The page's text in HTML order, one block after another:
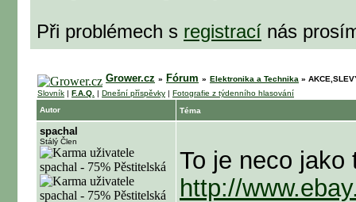
Při problémech s registrací nás
Grower.cz » Fórum » Elektronika a Technika »
Slovník | F.A.Q. | Dnešní příspěvky | Fotografie z týdenního hlasování
Autor
Téma
spachal
Stálý Člen
To je neco jako
http://